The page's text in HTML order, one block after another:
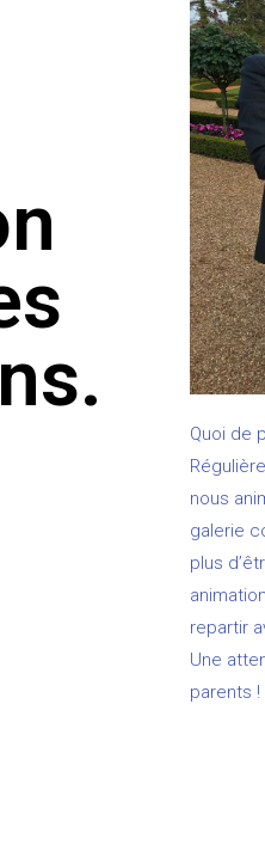
Quoi de
nous
galerie
plus
repartir
Une
parents !